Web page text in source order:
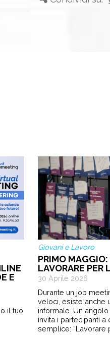
E
il tuo
Giovani e Lavoro
PRIMO
LAVORARE PER
30 Aprile 2026
Durante un job
veloci, esiste anche
informale. Un
invita i partecipanti
semplice: “Lavorare